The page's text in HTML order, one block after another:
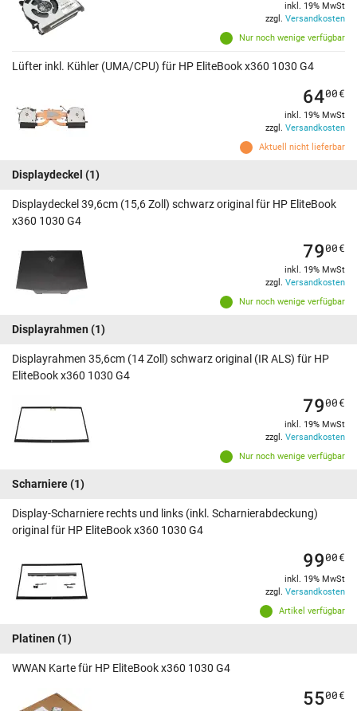
Nur noch wenige verfügbar
inkl. 19% MwSt
zzgl. Versandkosten
Lüfter inkl. Kühler (UMA/CPU) für HP EliteBook x360 1030 G4
Aktuell nicht lieferbar
6400€
inkl. 19% MwSt
zzgl. Versandkosten
Displaydeckel (1)
Displaydeckel 39,6cm (15,6 Zoll) schwarz original für HP EliteBook
x360 1030 G4
Nur noch wenige verfügbar
7900€
inkl. 19% MwSt
zzgl. Versandkosten
Displayrahmen (1)
Displayrahmen 35,6cm (14 Zoll) schwarz original (IR ALS) für HP
EliteBook x360 1030 G4
Nur noch wenige verfügbar
7900€
inkl. 19% MwSt
zzgl. Versandkosten
Scharniere(1)
Display-Scharniere rechts und links (inkl. Scharnierabdeckung)
original für HP EliteBook x360 1030 G4
Artikel verfügbar
9900€
inkl. 19% MwSt
zzgl. Versandkosten
Platinen (1)
WWAN Karte für HP EliteBook x360 1030 G4
5500€